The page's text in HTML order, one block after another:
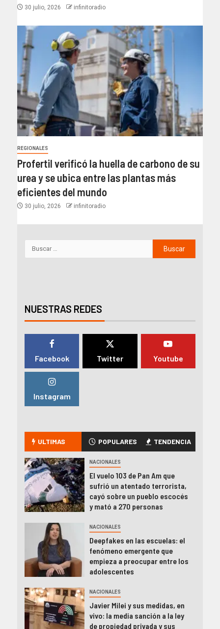
30 julio, 2026 infinitoradio
REGIONALES
Profertil verificó la huella de carbono de su
urea y se ubica entre las plantas más
eficientes del mundo​
30 julio, 2026 infinitoradio
NUESTRAS REDES
Facebook Twitter Youtube
Instagram
ULTIMAS POPULARES TENDENCIA
NACIONALES
El vuelo 103 de Pan Am que
sufrió un atentado terrorista,
cayó sobre un pueblo escocés
y mató a 270 personas
NACIONALES
Deepfakes en las escuelas: el
fenómeno emergente que
empieza a preocupar entre los
adolescentes
NACIONALES
Javier Milei y sus medidas, en
vivo: la media sanción a la ley
de propiedad privada y sus